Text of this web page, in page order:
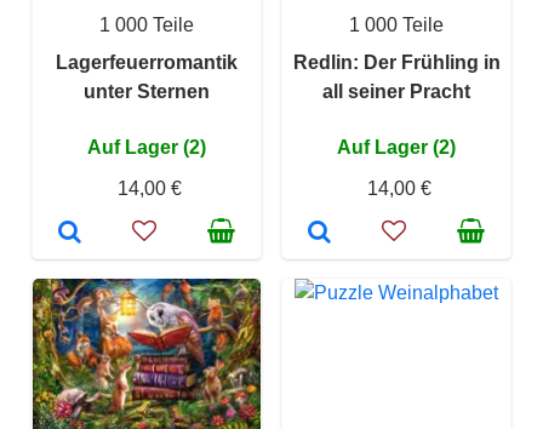
1 000 Teile
Lagerfeuerromantik
unter Sternen
Auf Lager (2)
14,00 €
1 000 Teile
Redlin: Der Frühling in
all seiner Pracht
Auf Lager (2)
14,00 €